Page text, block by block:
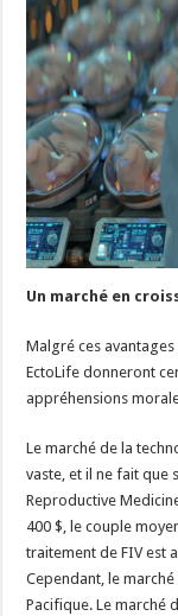
Un marché en
Malgré ces
EctoLife donneront
appréhensions
Le marché de la
vaste, et il ne fait que
Reproductive
400 $, le couple
traitement de FIV est
Cependant, le
Pacifique. Le marché